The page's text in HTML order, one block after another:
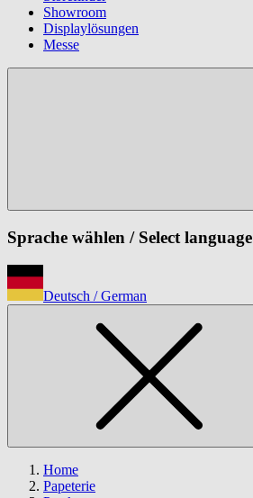
Showroom
Displaylösungen
Messe
Sprache wählen / Select language
Deutsch / German
Home
Papeterie